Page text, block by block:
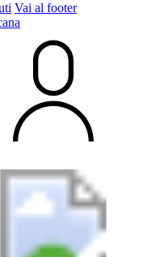
Vai al footer